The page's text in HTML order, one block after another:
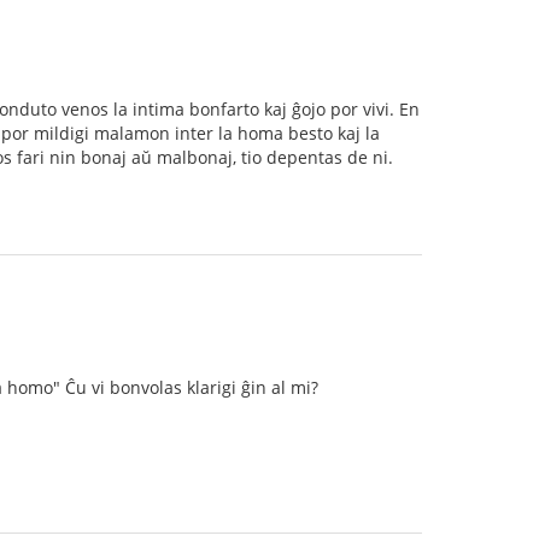
venos la intima bonfarto kaj ĝojo por vivi. En
mildigi malamon inter la homa besto kaj la
fari nin bonaj aŭ malbonaj, tio depentas de ni.
Ĉu vi bonvolas klarigi ĝin al mi?